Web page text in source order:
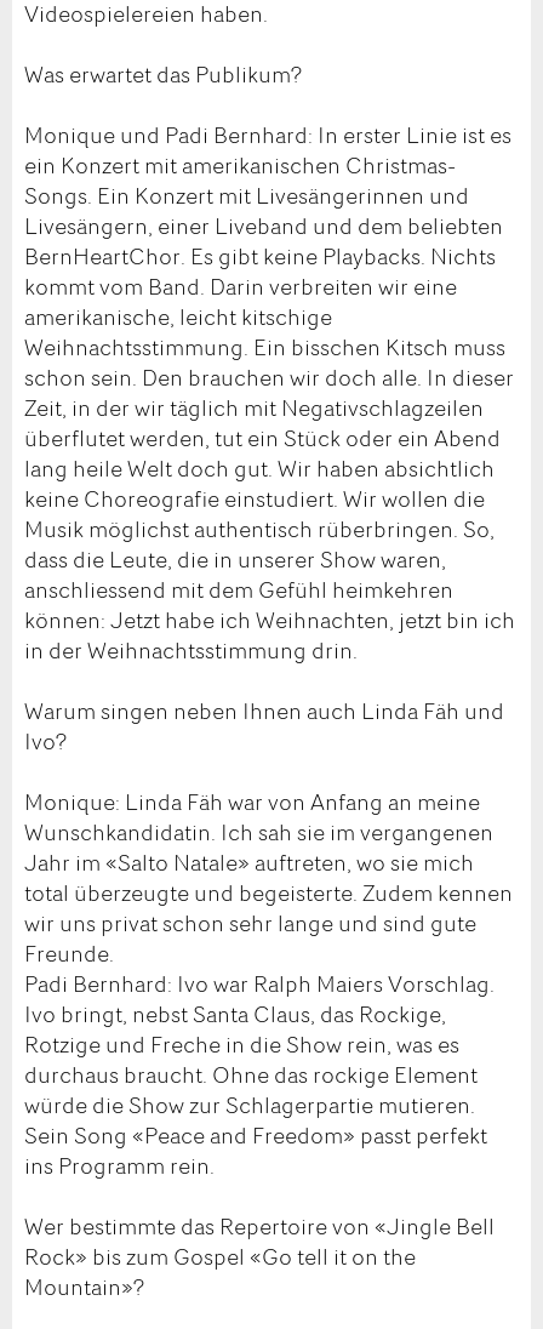
Videospielereien haben.
Was erwartet das Publikum?
Monique und Padi Bernhard: In erster Linie ist es
ein Konzert mit amerikanischen Christmas-
Songs. Ein Konzert mit Livesängerinnen und
Livesängern, einer Liveband und dem beliebten
BernHeartChor. Es gibt keine Playbacks. Nichts
kommt vom Band. Darin verbreiten wir eine
amerikanische, leicht kitschige
Weihnachtsstimmung. Ein bisschen Kitsch muss
schon sein. Den brauchen wir doch alle. In dieser
Zeit, in der wir täglich mit Negativschlagzeilen
überflutet werden, tut ein Stück oder ein Abend
lang heile Welt doch gut. Wir haben absichtlich
keine Choreografie einstudiert. Wir wollen die
Musik möglichst authentisch rüberbringen. So,
dass die Leute, die in unserer Show waren,
anschliessend mit dem Gefühl heimkehren
können: Jetzt habe ich Weihnachten, jetzt bin ich
in der Weihnachtsstimmung drin.
Warum singen neben Ihnen auch Linda Fäh und
Ivo?
Monique: Linda Fäh war von Anfang an meine
Wunschkandidatin. Ich sah sie im vergangenen
Jahr im «Salto Natale» auftreten, wo sie mich
total überzeugte und begeisterte. Zudem kennen
wir uns privat schon sehr lange und sind gute
Freunde.
Padi Bernhard: Ivo war Ralph Maiers Vorschlag.
Ivo bringt, nebst Santa Claus, das Rockige,
Rotzige und Freche in die Show rein, was es
durchaus braucht. Ohne das rockige Element
würde die Show zur Schlagerpartie mutieren.
Sein Song «Peace and Freedom» passt perfekt
ins Programm rein.
Wer bestimmte das Repertoire von «Jingle Bell
Rock» bis zum Gospel «Go tell it on the
Mountain»?